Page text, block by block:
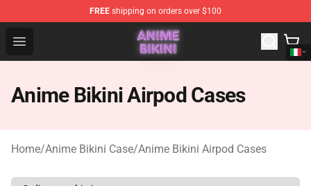
FREE shipping on orders over $100
Open menu
Anime Bikini Shop - The Best Store of Anime Bikini
Anime Bikini Airpod Cases
Home/Anime Bikini Case/Anime Bikini Airpod Cases